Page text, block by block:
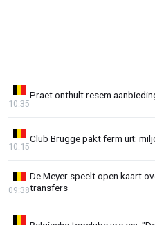
Praet onthult resem
10:35
Club Brugge pakt ferm uit:
10:15
De Meyer speelt open kaart
transfers
09:38